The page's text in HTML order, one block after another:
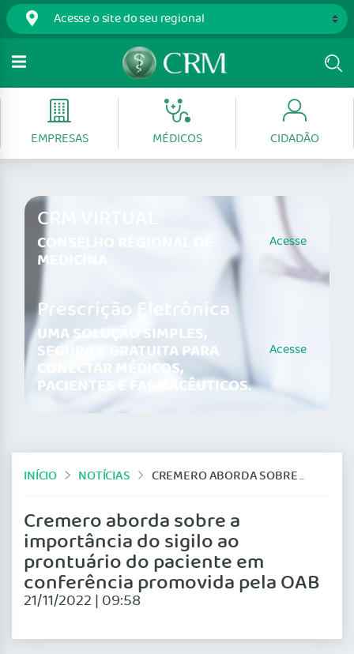
EMPRESAS MÉDICOS CIDADÃO
CRM VIRTUAL
CONSELHO REGIONAL DE
MEDICINA
Acesse
Prescrição Eletrônica
UMA SOLUÇÃO SIMPLES,
SEGURA E GRATUITA PARA
CONECTAR MÉDICOS,
PACIENTES E FARMACÊUTICOS.
Acesse
INÍCIO NOTÍCIAS CREMERO ABORDA SOBRE A IMPORTÂNCIA DO SIGILO AO PRONTUÁRIO DO PACIENTE EM CONFERÊNCIA PROMOVIDA PELA OAB
Cremero aborda sobre a
importância do sigilo ao
prontuário do paciente em
conferência promovida pela OAB
21/11/2022 | 09:58